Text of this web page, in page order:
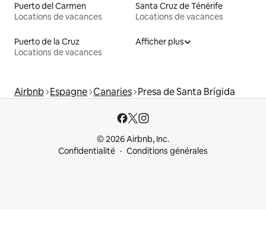
Puerto del Carmen
Locations de vacances
Santa Cruz de Ténérife
Locations de vacances
Puerto de la Cruz
Locations de vacances
Afficher plus
Airbnb Espagne Canaries Presa de Santa Brígida
© 2026 Airbnb, Inc.
Confidentialité
Conditions générales